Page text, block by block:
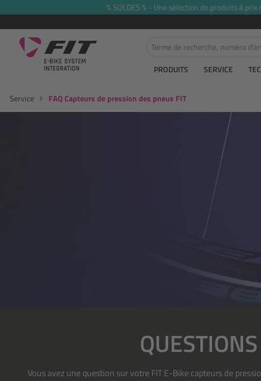
Passer à la navigation principale% SOLDES % - Une sélection de produits à
PRODUITS SERVICE
Service
FAQ Capteurs de pression des pneus FIT
Vous avez une question sur votre FIT E-Bike capteurs de